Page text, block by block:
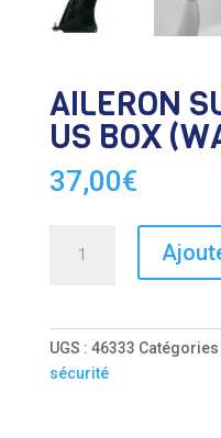
AILERON
US BOX
37,00€
UGS : 46333 Catégories
sécurité